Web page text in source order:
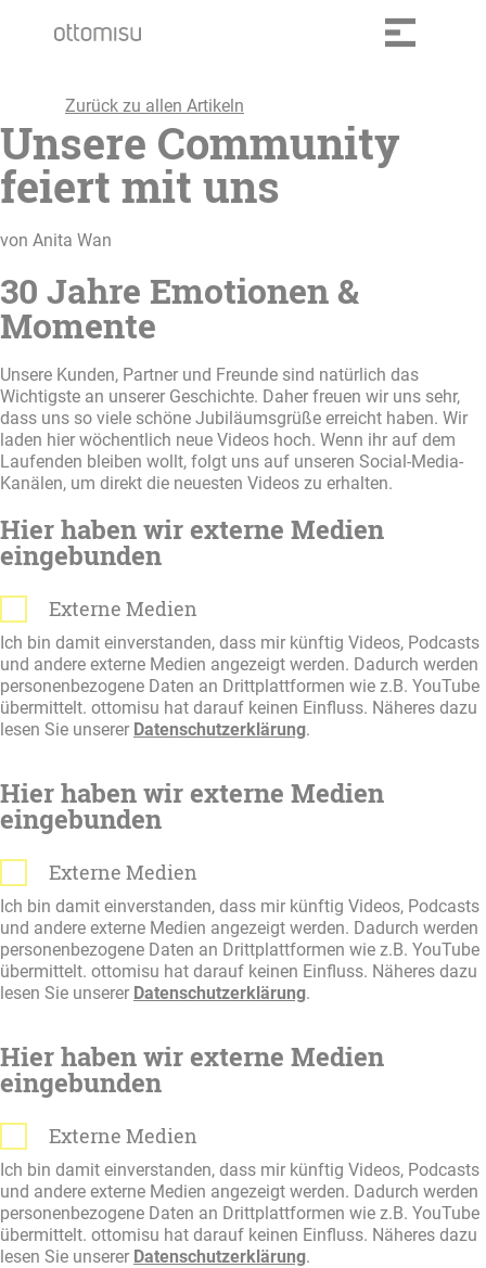
Zurück zu allen Artikeln
Unsere Community
feiert mit uns
von Anita Wan
30 Jahre Emotionen &
Momente
Unsere Kunden, Partner und Freunde sind natürlich das
Wichtigste an unserer Geschichte. Daher freuen wir uns sehr,
dass uns so viele schöne Jubiläumsgrüße erreicht haben. Wir
laden hier wöchentlich neue Videos hoch. Wenn ihr auf dem
Laufenden bleiben wollt, folgt uns auf unseren Social-Media-
Kanälen, um direkt die neuesten Videos zu erhalten.
Hier haben wir externe Medien
eingebunden
Externe Medien
Ich bin damit einverstanden, dass mir künftig Videos, Podcasts
und andere externe Medien angezeigt werden. Dadurch werden
personenbezogene Daten an Drittplattformen wie z.B. YouTube
übermittelt. ottomisu hat darauf keinen Einfluss. Näheres dazu
lesen Sie unserer Datenschutzerklärung.
Hier haben wir externe Medien
eingebunden
Externe Medien
Ich bin damit einverstanden, dass mir künftig Videos, Podcasts
und andere externe Medien angezeigt werden. Dadurch werden
personenbezogene Daten an Drittplattformen wie z.B. YouTube
übermittelt. ottomisu hat darauf keinen Einfluss. Näheres dazu
lesen Sie unserer Datenschutzerklärung.
Hier haben wir externe Medien
eingebunden
Externe Medien
Ich bin damit einverstanden, dass mir künftig Videos, Podcasts
und andere externe Medien angezeigt werden. Dadurch werden
personenbezogene Daten an Drittplattformen wie z.B. YouTube
übermittelt. ottomisu hat darauf keinen Einfluss. Näheres dazu
lesen Sie unserer Datenschutzerklärung.